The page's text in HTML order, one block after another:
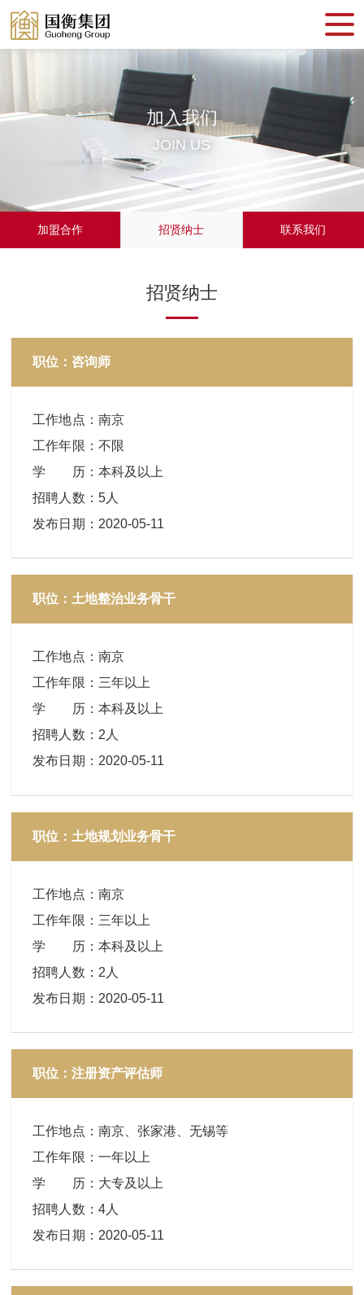
加入我们
JOIN US
加盟合作 招贤纳士 联系我们
招贤纳士
职位：咨询师
工作地点 ： 南京
工作年限 ： 不限
学 历： 本科及以上
招聘人数 ： 5人
发布日期 ： 2020-05-11
职位：土地整治业务骨干
工作地点 ： 南京
工作年限 ： 三年以上
学 历： 本科及以上
招聘人数 ： 2人
发布日期 ： 2020-05-11
职位：土地规划业务骨干
工作地点 ： 南京
工作年限 ： 三年以上
学 历： 本科及以上
招聘人数 ： 2人
发布日期 ： 2020-05-11
职位：注册资产评估师
工作地点 ： 南京、张家港、无锡等
工作年限 ： 一年以上
学 历： 大专及以上
招聘人数 ： 4人
发布日期 ： 2020-05-11